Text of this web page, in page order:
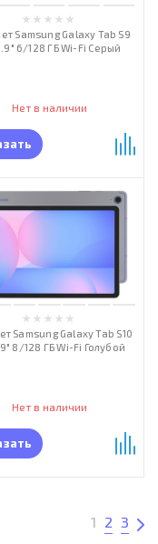
Samsung Galaxy Tab S9
6/128 ГБ Wi-Fi Серый
Нет в наличии
Samsung Galaxy Tab S10
8/128 ГБ Wi-Fi Голубой
Нет в наличии
1 2 3